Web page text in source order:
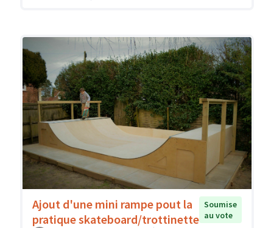
Ajout d'une mini rampe pout la
pratique skateboard/trottinette
Soumise
au vote